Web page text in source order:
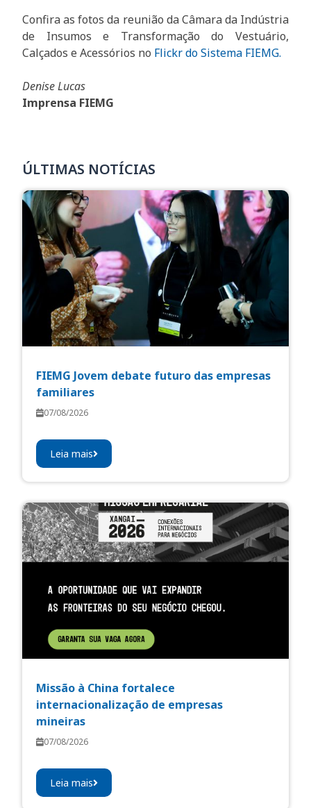
Confira as fotos da reunião da Câmara da Indústria
de Insumos e Transformação do Vestuário,
Calçados e Acessórios no Flickr do Sistema FIEMG.
Denise Lucas
Imprensa FIEMG
ÚLTIMAS NOTÍCIAS
FIEMG Jovem debate futuro das empresas
familiares
07/08/2026
Leia mais
Missão à China fortalece
internacionalização de empresas
mineiras
07/08/2026
Leia mais